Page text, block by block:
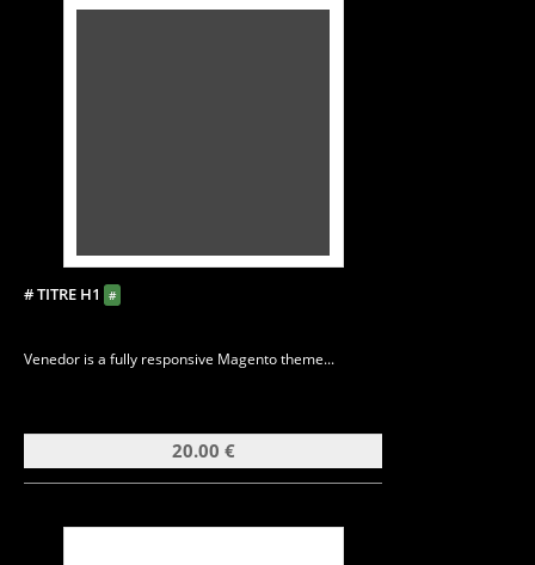
# TITRE H1 #
Venedor is a fully responsive Magento theme...
20.00 €